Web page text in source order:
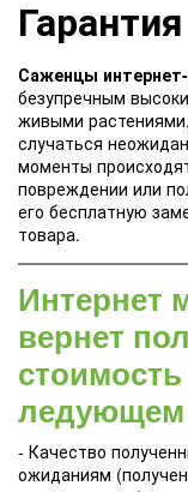
Гарантия
Саженцы
безупречным
живыми
случаться
моменты
повреждении или
его бесплатную
товара.
Интернет
вернет
ледующем
- Качество
ожиданиям